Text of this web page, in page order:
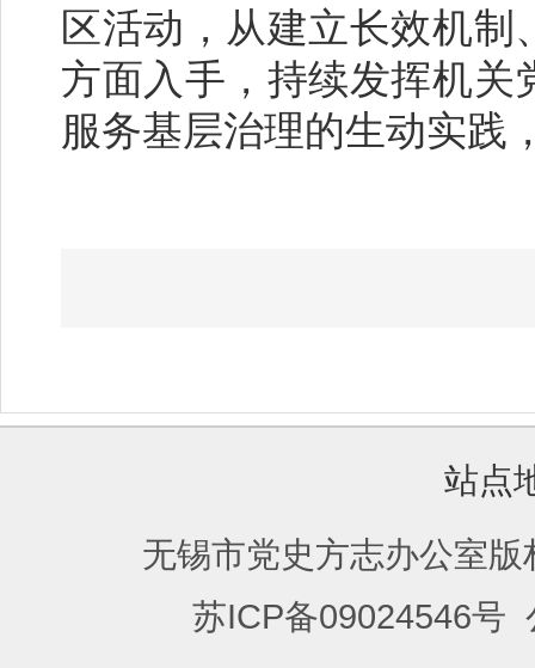
区活动，从建立长效机
方面入手，持续发挥机关
服务基层治理的生动实践
站点
无锡市党史方志办公室
苏ICP备09024546号